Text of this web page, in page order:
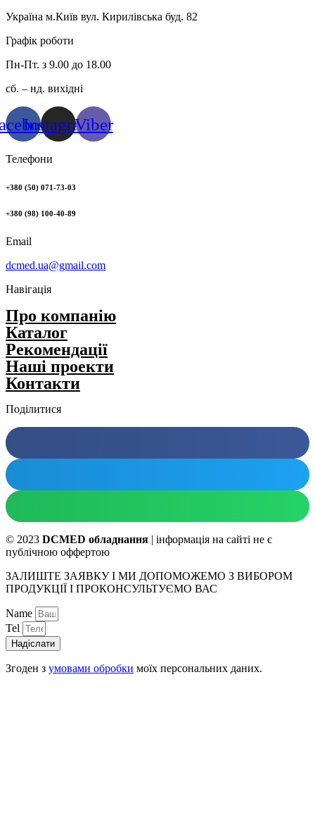
Україна м.Київ вул. Кирилівська буд. 82
Графік роботи
Пн-Пт. з 9.00 до 18.00
сб. – нд. вихідні
InstagramViber
Телефони
+380 (50) 071-73-03
+380 (98) 100-40-89
Email
dcmed.ua@gmail.com
Навігація
Про компанію
Каталог
Рекомендації
Нашi проекти
Контакти
Поділитися
© 2023 DCMED обладнання | інформація на сайті не є
публічною оффертою
ЗАЛИШТЕ ЗАЯВКУ І МИ ДОПОМОЖЕМО З ВИБОРОМ
ПРОДУКЦІЇ І ПРОКОНСУЛЬТУЄМО ВАС
Name
Tel
Надіслати
Згоден з умовами обробки моїх персональних даних.